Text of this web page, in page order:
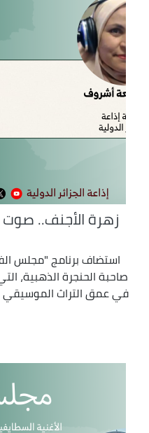
زهرة الأجنف..
استضاف برنامج "مجلس
صاحبة الحنجرة الذهبية،
في عمق التراث الموسيقي